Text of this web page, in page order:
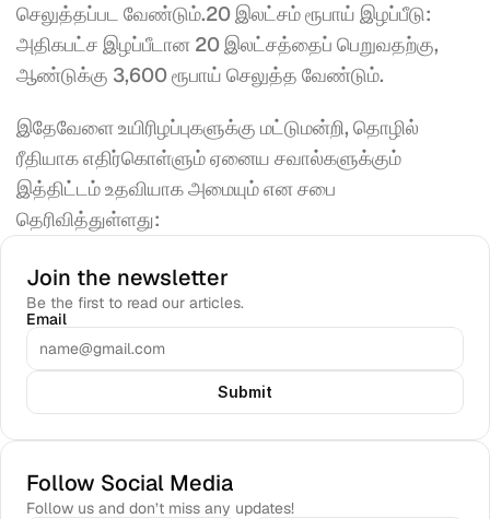
செலுத்தப்பட வேண்டும்.20 இலட்சம் ரூபாய் இழப்பீடு:
அதிகபட்ச இழப்பீடான 20 இலட்சத்தைப் பெறுவதற்கு,
ஆண்டுக்கு 3,600 ரூபாய் செலுத்த வேண்டும்.
இதேவேளை உயிரிழப்புகளுக்கு மட்டுமன்றி, தொழில்
ரீதியாக எதிர்கொள்ளும் ஏனைய சவால்களுக்கும்
இத்திட்டம் உதவியாக அமையும் என சபை
தெரிவித்துள்ளது:
Join the newsletter
Be the first to read our articles.
Email
Submit
Follow Social Media
Follow us and don’t miss any updates!